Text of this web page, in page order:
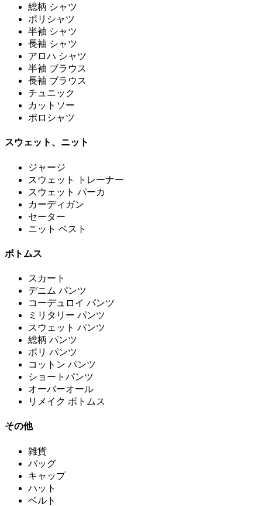
総柄 シャツ
ポリシャツ
半袖 シャツ
長袖 シャツ
アロハ シャツ
半袖 ブラウス
長袖 ブラウス
チュニック
カットソー
ポロシャツ
スウェット、ニット
ジャージ
スウェット トレーナー
スウェット パーカ
カーディガン
セーター
ニット ベスト
ボトムス
スカート
デニム パンツ
コーデュロイ パンツ
ミリタリー パンツ
スウェット パンツ
総柄 パンツ
ポリ パンツ
コットン パンツ
ショートパンツ
オーバーオール
リメイク ボトムス
その他
雑貨
バッグ
キャップ
ハット
ベルト